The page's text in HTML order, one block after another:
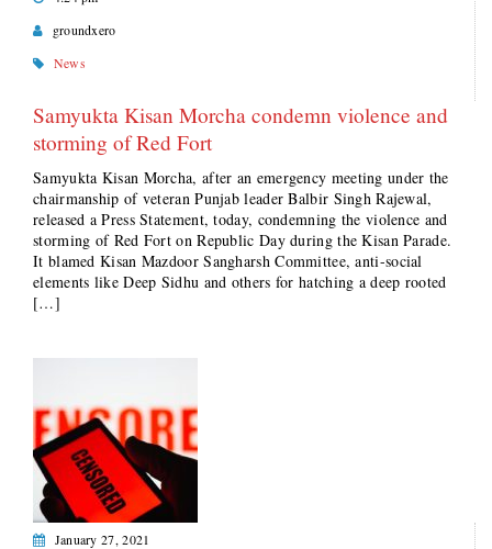
groundxero
News
Samyukta Kisan Morcha condemn violence and
storming of Red Fort
Samyukta Kisan Morcha, after an emergency meeting under the
chairmanship of veteran Punjab leader Balbir Singh Rajewal,
released a Press Statement, today, condemning the violence and
storming of Red Fort on Republic Day during the Kisan Parade.
It blamed Kisan Mazdoor Sangharsh Committee, anti-social
elements like Deep Sidhu and others for hatching a deep rooted
[…]
January 27, 2021